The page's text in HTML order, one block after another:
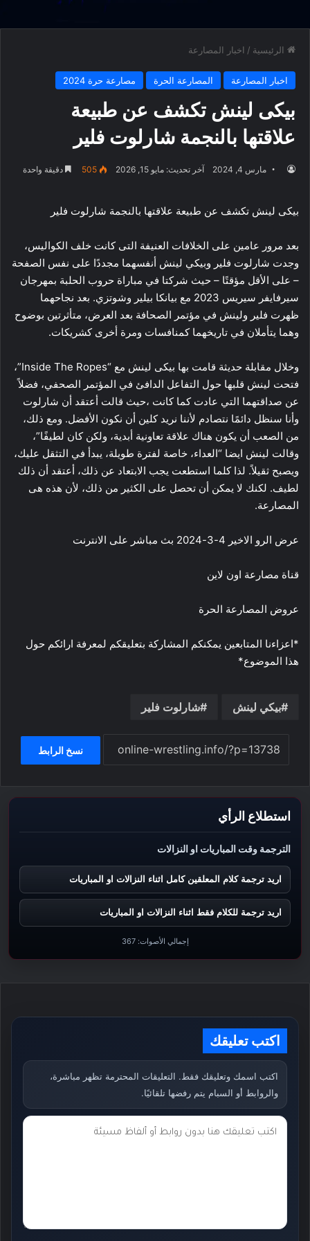
الرئيسية / اخبار المصارعة
اخبار المصارعة المصارعة الحرة مصارعة حرة 2024
بيكى لينش تكشف عن طبيعة
علاقتها بالنجمة شارلوت فلير
مارس 4, 2024 آخر تحديث: مايو 15, 2026 505 دقيقة واحدة
بيكى لينش تكشف عن طبيعة علاقتها بالنجمة شارلوت فلير
بعد مرور عامين على الخلافات العنيفة التى كانت خلف الكواليس،
وجدت شارلوت فلير وبيكي لينش أنفسهما مجددًا على نفس الصفحة
– على الأقل مؤقتًا – حيث شركتا في مباراة حروب الحلبة بمهرجان
سيرفايفر سيريس 2023 مع بيانكا بيلير وشوتزي. بعد نجاحهما
ظهرت فلير ولينش في مؤتمر الصحافة بعد العرض، متأثرتين بوضوح
وهما يتأملان في تاريخهما كمنافسات ومرة أخرى كشريكات.
وخلال مقابلة حديثة قامت بها بيكى لينش مع “Inside The Ropes”،
فتحت لينش قلبها حول التفاعل الدافئ في المؤتمر الصحفي، فضلاً
عن صداقتهما التي عادت كما كانت ،حيث قالت أعتقد أن شارلوت
وأنا سنظل دائمًا نتصادم لأننا نريد كلين أن نكون الأفضل. ومع ذلك،
من الصعب أن يكون هناك علاقة تعاونية أبدية، ولكن كان لطيفًا”،
وقالت لينش ايضا “العداء، خاصة لفترة طويلة، يبدأ في التثقل عليك،
ويصبح ثقيلاً. لذا كلما استطعت يجب الابتعاد عن ذلك، أعتقد أن ذلك
لطيف. لكنك لا يمكن أن تحصل على الكثير من ذلك، لأن هذه هى
المصارعة.
عرض الرو الاخير 4-3-2024 بث مباشر على الانترنت
قناة مصارعة اون لاين
عروض المصارعة الحرة
*اعزاءنا المتابعين يمكنكم المشاركة بتعليقكم لمعرفة ارائكم حول
هذا الموضوع*
بيكي لينش شارلوت فلير
نسخ الرابط
استطلاع الرأي
الترجمة وقت المباريات او النزالات
اريد ترجمة كلام المعلقين كامل اثناء النزالات او المباريات
اريد ترجمة للكلام فقط اثناء النزالات او المباريات
إجمالي الأصوات:367
اكتب تعليقك
اكتب اسمك وتعليقك فقط. التعليقات المحترمة تظهر مباشرة،
والروابط أو السبام يتم رفضها تلقائيًا.
ت
ك